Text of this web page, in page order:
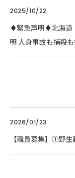
2025/10/22
♦️緊急声明♦️北海道
明 人身事故も捕殺
2026/01/23
【職員募集】①野